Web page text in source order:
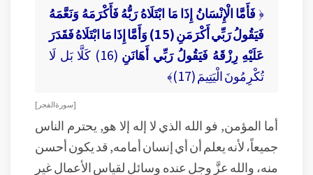
﴿فَأَمَّا الْإِنْسَانُ إِذَا مَا ابْتَلَاهُ رَبُّهُ فَأَكْرَمَهُ وَنَعَّمَهُ
فَيَقُولُ رَبِّي أَكْرَمَنِ (15) وَأَمَّا إِذَا مَا ابْتَلَاهُ فَقَدَرَ
عَلَيْهِ رِزْقَهُ فَيَقُولُ رَبِّي أَهَانَنِ
(16) كَلَّا بَل لَا
تُكْرِمُونَ الْيَتِيمَ (17)﴾
[ سورة الفجر ]
أما المؤمن, فو الله الذي لا إله إلا هو, يحترم الناس
جميعاً، لأنه يعلم أن أي إنسان أمامه, قد يكون أحسن
منه، والله عزَّ وجل عنده وسائل لقياس الأعمال غير